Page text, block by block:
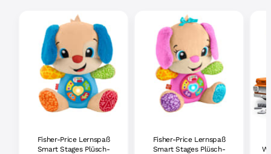
Fisher-Price Lernspaß
Smart Stages Plüsch-
Fisher-Price Lernspaß
Smart Stages Plüsch-